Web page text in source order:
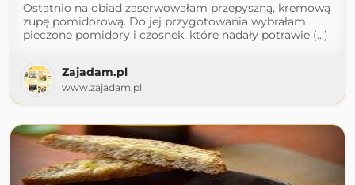
Ostatnio na obiad zaserwowałam przepyszną, kremową
zupę pomidorową. Do jej przygotowania wybrałam
pieczone pomidory i czosnek, które nadały potrawie (...)
Zajadam.pl
www.zajadam.pl